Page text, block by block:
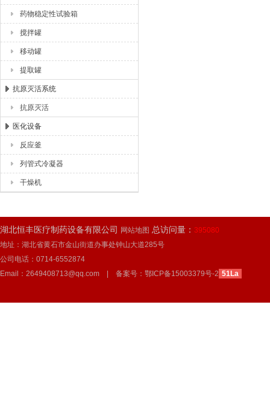
药物稳定性试验箱
搅拌罐
移动罐
提取罐
抗原灭活系统
抗原灭活
医化设备
反应釜
列管式冷凝器
干燥机
湖北恒丰医疗制药设备有限公司 网站地图 总访问量： 395080
地址：湖北省黄石市金山街道办事处钟山大道285号
公司电话：0714-6552874
Email：2649408713@qq.com | 备案号： 鄂ICP备15003379号-2 51La